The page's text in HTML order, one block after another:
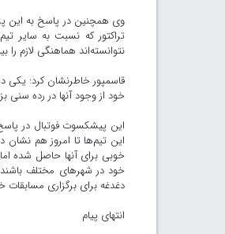
وی همچنین در پاسخ به این
تراکتور که نسبت به سایر
نتوانسته‌اند هماهنگی لازم را
قاسمپور خاطرنشان کرد: یکی
خود از وجود آنها در رده سنی
این پیشکسوت فوتبال در
این تیم‌ها تا امروز هم نشان
خوبی برای آنها حاصل شده
خود در شهرهای مختلف
دغدغه برای برگزاری
انتهای پیام